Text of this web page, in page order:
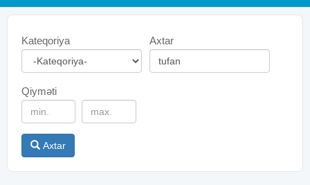
Kateqoriya Axtar
Qiyməti
Axtar